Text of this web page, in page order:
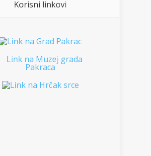
Korisni linkovi